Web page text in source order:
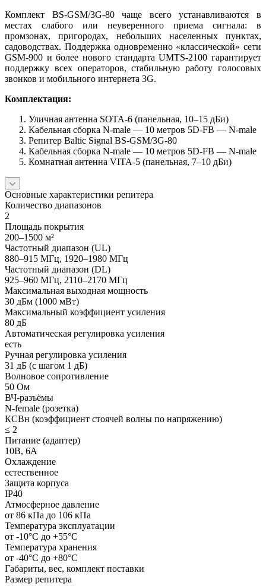
Комплект BS-GSM/3G-80 чаще всего устанавливаются в
местах слабого или неуверенного приема сигнала: в
промзонах, пригородах, небольших населенных пунктах,
садоводствах. Поддержка одновременно «классической» сети
GSM-900 и более нового стандарта UMTS-2100 гарантирует
поддержку всех операторов, стабильную работу голосовых
звонков и мобильного интернета 3G.
Комплектация:
Уличная антенна SOTA-6 (панельная, 10–15 дБи)
Кабельная сборка N-male — 10 метров 5D-FB — N-male
Репитер Baltic Signal BS-GSM/3G-80
Кабельная сборка N-male — 10 метров 5D-FB — N-male
Комнатная антенна VITA-5 (панельная, 7–10 дБи)
Основные характеристики репитера
Количество диапазонов
2
Площадь покрытия
200–1500 м²
Частотный диапазон (UL)
880–915 МГц, 1920–1980 МГц
Частотный диапазон (DL)
925–960 МГц, 2110–2170 МГц
Максимальная выходная мощность
30 дБм (1000 мВт)
Максимальный коэффициент усиления
80 дБ
Автоматическая регулировка усиления
есть
Ручная регулировка усиления
31 дБ (с шагом 1 дБ)
Волновое сопротивление
50 Ом
ВЧ-разъёмы
N-female (розетка)
КСВн (коэффициент стоячей волны по напряжению)
≤ 2
Питание (адаптер)
10В, 6А
Охлаждение
естественное
Защита корпуса
IP40
Атмосферное давление
от 86 кПа до 106 кПа
Температура эксплуатации
от -10°С до +55°С
Температура хранения
от -40°С до +80°С
Габариты, вес, комплект поставки
Размер репитера